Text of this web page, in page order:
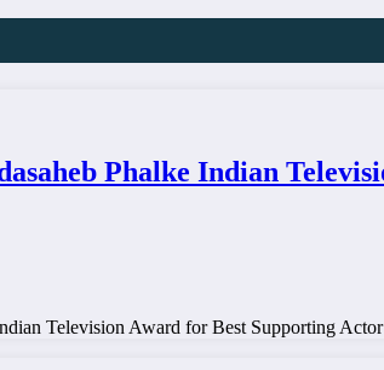
Phalke Indian
Television Award for Best Supporting